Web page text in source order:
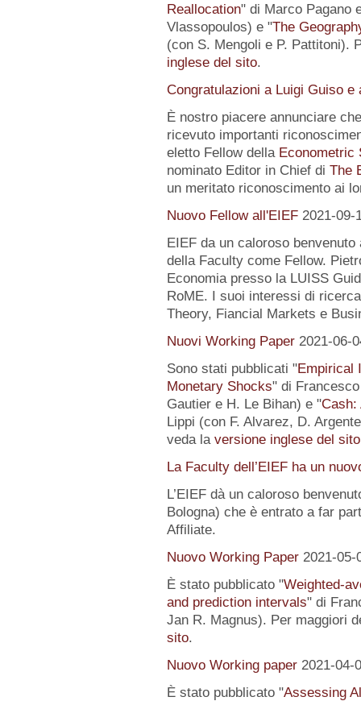
Reallocation" di Marco Pagano
Vlassopoulos) e "The
(con S. Mengoli e P. Pattitoni).
inglese del sito.
Congratulazioni a Luigi Guiso e
È nostro piacere annunciare
ricevuto importanti
eletto Fellow della Econometric
nominato Editor in Chief di The
un meritato riconoscimento ai
Nuovo Fellow all'EIEF 2021-09-
EIEF da un caloroso
della Faculty come Fellow.
Economia presso la LUISS
RoME. I suoi interessi di
Theory, Fiancial Markets e
Nuovi Working Paper 2021-06-
Sono stati pubblicati "Empirical
Monetary Shocks" di
Gautier e H. Le Bihan) e "Cash:
Lippi (con F. Alvarez, D.
veda la versione inglese del sito
La Faculty dell’EIEF ha un
L’EIEF dà un caloroso
Bologna) che è entrato a far
Affiliate.
Nuovo Working Paper 2021-05-
È stato pubblicato "Weighted-
and prediction intervals" di
Jan R. Magnus). Per maggiori
sito.
Nuovo Working paper 2021-04-
È stato pubblicato "Assessing